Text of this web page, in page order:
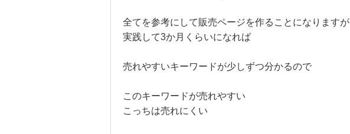
全てを参考にして販売ページを作ることになりますが
実践して3か月くらいになれば
売れやすいキーワードが少しずつ分かるので
このキーワードが売れやすい
こっちは売れにくい